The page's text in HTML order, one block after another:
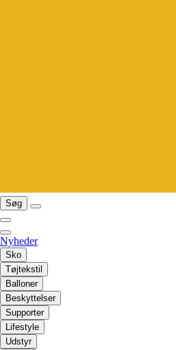
Søg
Nyheder
Sko
Tøjtekstil
Balloner
Beskyttelser
Supporter
Lifestyle
Udstyr